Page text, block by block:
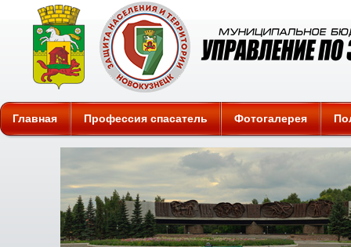
Защита
Главная Профессия спасатель Фотогалерея